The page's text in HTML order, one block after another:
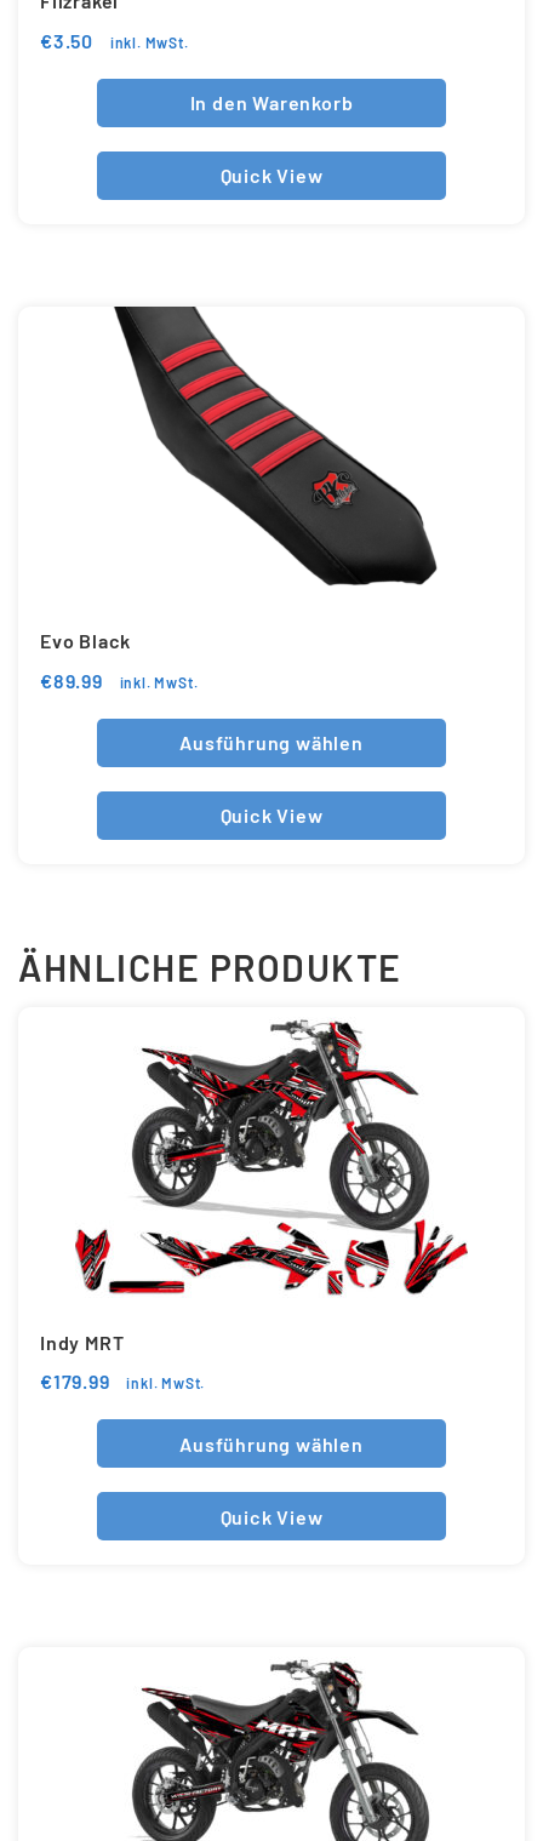
€3.50 inkl. MwSt.
In den Warenkorb
Quick View
Evo Black
€89.99 inkl. MwSt.
Ausführung wählen
Quick View
ÄHNLICHE PRODUKTE
Indy MRT
€179.99 inkl. MwSt.
Ausführung wählen
Quick View